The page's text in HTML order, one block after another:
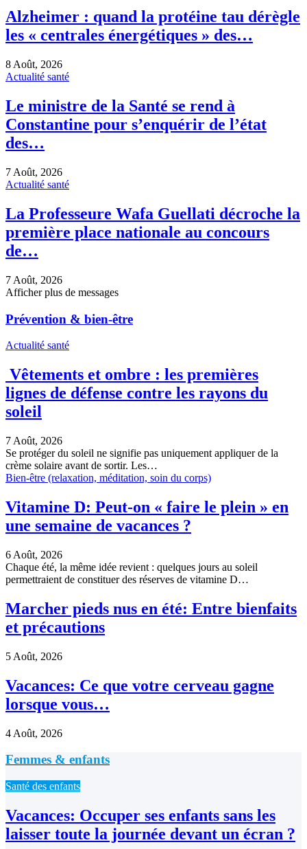
Alzheimer : quand la protéine tau dérègle
les « centrales énergétiques » des…
8 Août, 2026
Actualité santé
Le ministre de la Santé se rend à
Constantine pour s’enquérir de l’état
des…
7 Août, 2026
Actualité santé
La Professeure Wafa Guellati décroche la
première place nationale au concours
de…
7 Août, 2026
Afficher plus de messages
Prévention & bien-être
Actualité santé
Vêtements et ombre : les premières
lignes de défense contre les rayons du
soleil
7 Août, 2026
Se protéger du soleil ne signifie pas uniquement appliquer de la
crème solaire avant de sortir. Les…
Bien-être (relaxation, méditation, soin du corps)
Vitamine D: Peut-on « faire le plein » en
une semaine de vacances ?
6 Août, 2026
Chaque été, la même idée revient : quelques jours au soleil
permettraient de constituer des réserves de vitamine D…
Marcher pieds nus en été: Entre bienfaits
et précautions
5 Août, 2026
Vacances: Ce que votre cerveau gagne
lorsque vous…
4 Août, 2026
Femmes & enfants
Santé des enfants
Vacances: Occuper ses enfants sans les
laisser toute la journée devant un écran ?